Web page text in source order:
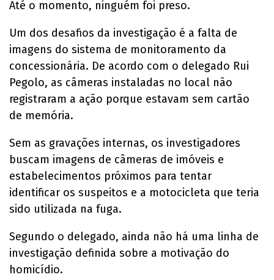
Até o momento, ninguém foi preso.
Um dos desafios da investigação é a falta de
imagens do sistema de monitoramento da
concessionária. De acordo com o delegado Rui
Pegolo, as câmeras instaladas no local não
registraram a ação porque estavam sem cartão
de memória.
Sem as gravações internas, os investigadores
buscam imagens de câmeras de imóveis e
estabelecimentos próximos para tentar
identificar os suspeitos e a motocicleta que teria
sido utilizada na fuga.
Segundo o delegado, ainda não há uma linha de
investigação definida sobre a motivação do
homicídio.